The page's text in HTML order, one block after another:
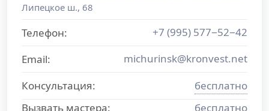
Липецкое ш., 68
Телефон:
+7 (995) 577−52−42
Email:
michurinsk@kronvest.net
Консультация:
бесплатно
Вызвать мастера:
бесплатно